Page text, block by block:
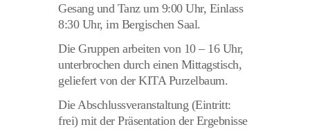
Gesang und Tanz um 9:00 Uhr, Einlass
8:30 Uhr, im Bergischen Saal.
Die Gruppen arbeiten von 10 – 16 Uhr,
unterbrochen durch einen Mittagstisch,
geliefert von der KITA Purzelbaum.
Die Abschlussveranstaltung (Eintritt:
frei) mit der Präsentation der Ergebnisse